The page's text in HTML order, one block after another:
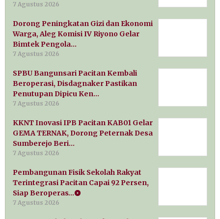
7 Agustus 2026
Dorong Peningkatan Gizi dan Ekonomi
Warga, Aleg Komisi IV Riyono Gelar
Bimtek Pengola…
7 Agustus 2026
SPBU Bangunsari Pacitan Kembali
Beroperasi, Disdagnaker Pastikan
Penutupan Dipicu Ken…
7 Agustus 2026
KKNT Inovasi IPB Pacitan KAB01 Gelar
GEMA TERNAK, Dorong Peternak Desa
Sumberejo Beri…
7 Agustus 2026
Pembangunan Fisik Sekolah Rakyat
Terintegrasi Pacitan Capai 92 Persen,
Siap Beroperas…
7 Agustus 2026